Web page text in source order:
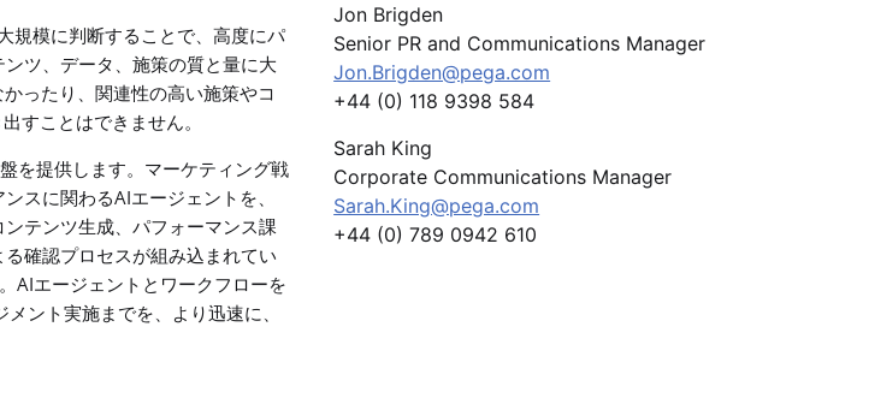
規模に判断することで、高度にパ
ツ、データ、施策の質と量に大
ったり、関連性の高い施策やコ
すことはできません。
を提供します。マーケティング戦
スに関わるAIエージェントを、
テンツ生成、パフォーマンス課
確認プロセスが組み込まれてい
AIエージェントとワークフローを
メント実施までを、より迅速に、
Jon Brigden
Senior PR and Communications Manager
Jon.Brigden@pega.com
+44 (0) 118 9398 584
Sarah King
Corporate Communications Manager
Sarah.King@pega.com
+44 (0) 789 0942 610